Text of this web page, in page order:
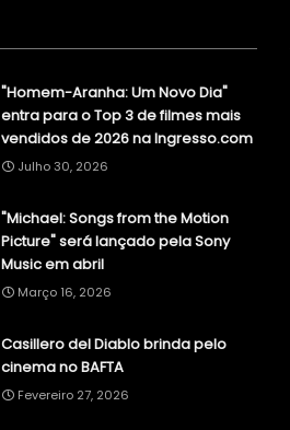
"Homem-Aranha: Um Novo Dia"
entra para o Top 3 de filmes mais
vendidos de 2026 na Ingresso.com
Julho 30, 2026
"Michael: Songs from the Motion
Picture" será lançado pela Sony
Music em abril
Março 16, 2026
Casillero del Diablo brinda pelo
cinema no BAFTA
Fevereiro 27, 2026